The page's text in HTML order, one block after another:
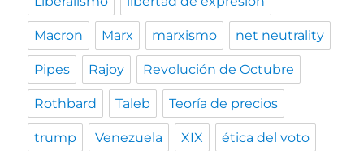
Macron Marx marxismo net neutrality
Pipes Rajoy Revolución de Octubre
Rothbard Taleb Teoría de precios
trump Venezuela XIX ética del voto